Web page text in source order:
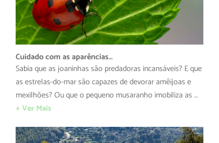
Cuidado com as aparências…
Sabia que as joaninhas são predadoras incansáveis? E que
as estrelas-do-mar são capazes de devorar amêijoas e
mexilhões? Ou que o pequeno musaranho imobiliza as …
+ Ver Mais